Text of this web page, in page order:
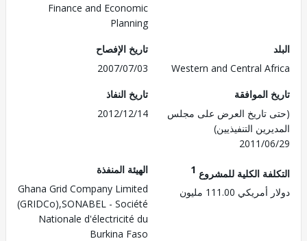
Finance and Economic
Planning
Western and Central
تاريخ الإفصاح
2007/07/03
الموافقة
تاريخ العرض على مجلس
التنفيذيين)
2011/
تاريخ النفاذ
2012/12/14
الكلية للمشروع1
111.00 مليون
الهيئة المنفذة
Ghana Grid Company Limited
(GRIDCo),SONABEL - Société
Nationale d'électricité du
Burkina Faso